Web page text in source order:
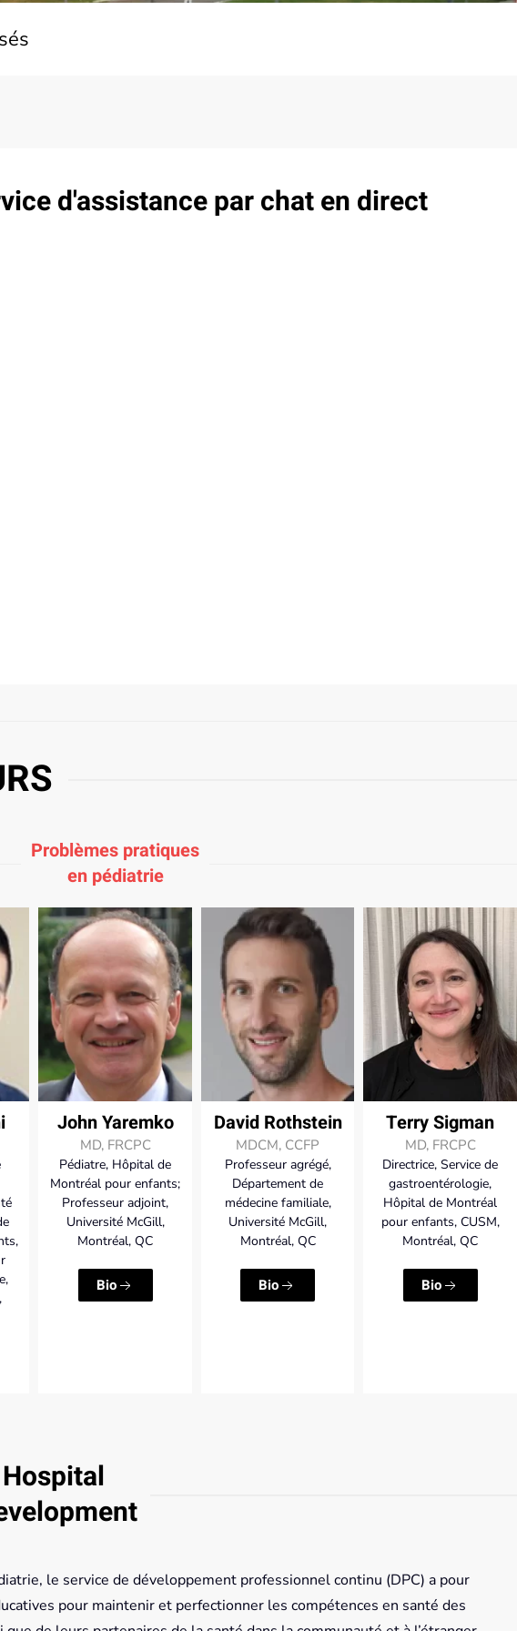
d'assistance par chat en direct
Problèmes pratiques
en pédiatrie
John Yaremko
MD, FRCPC
Pédiatre, Hôpital de
Montréal pour enfants;
Professeur adjoint,
Université McGill,
Montréal, QC
Bio
David Rothstein
MDCM, CCFP
Professeur agrégé,
Département de
médecine familiale,
Université McGill,
Montréal, QC
Bio
Terry Sigman
MD, FRCPC
Directrice, Service de
gastroentérologie,
Hôpital de Montréal
pour enfants, CUSM,
Montréal, QC
Bio
le service de développement professionnel continu (DPC) a pour
pour maintenir et perfectionner les compétences en santé des